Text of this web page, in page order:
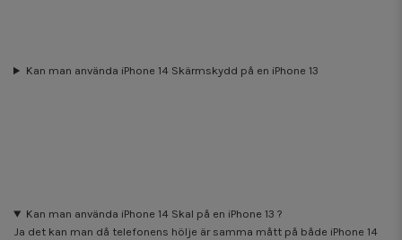
Kan man använda iPhone 14 Skärmskydd på en iPhone 13
Kan man använda iPhone 14 Skal på en iPhone 13 ?
Ja det kan man då telefonens hölje är samma mått på både iPhone 14